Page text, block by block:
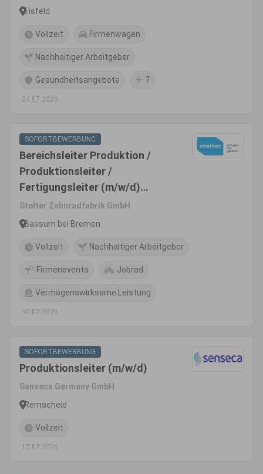
Eisfeld
Vollzeit Firmenwagen
Nachhaltiger Arbeitgeber
Gesundheitsangebote 7
24.07.2026
SOFORTBEWERBUNG
Bereichsleiter Produktion /
Produktionsleiter /
Fertigungsleiter (m/w/d)
Metallverarbeitung |
Zerspanung
Stelter Zahnradfabrik GmbH
Bassum bei Bremen
Vollzeit Nachhaltiger Arbeitgeber
Firmenevents Jobrad
Vermögenswirksame Leistung
30.07.2026
SOFORTBEWERBUNG
Produktionsleiter (m/w/d)
Senseca Germany GmbH
Remscheid
Vollzeit
17.07.2026